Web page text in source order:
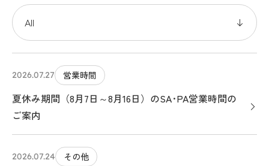
2026.07.27 営業時間
夏休み期間（8月7日～8月16日）のSA･PA営業時間の
ご案内
2026.07.24 その他